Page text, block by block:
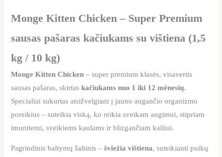
Monge Kitten Chicken – Super Premium
sausas pašaras kačiukams su vištiena (1,5
kg / 10 kg)
Monge Kitten Chicken – super premium klasės, visavertis
sausas pašaras, skirtaskačiukams nuo 1 iki 12 mėnesių.
Specialiai sukurtas atsižvelgiant į jauno augančio organizmo
poreikius – suteikia viską, ko reikia sveikam augimui, stipriam
imunitetui, sveikiems kaulams ir blizgančiam kailiui.
Pagrindinis baltymų šaltinis –šviežia vištiena, suteikianti puikų